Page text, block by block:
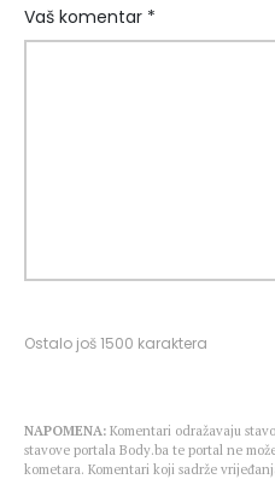
Vaš komentar *
Ostalo još1500 karaktera
NAPOMENA: Komentari odražavaju
stavove portala Body.ba te portal ne
kometara. Komentari koji sadrže